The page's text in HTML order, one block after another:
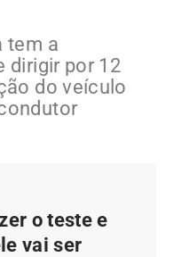
tem a
dirigir por 12
do veículo
o teste e
vai ser